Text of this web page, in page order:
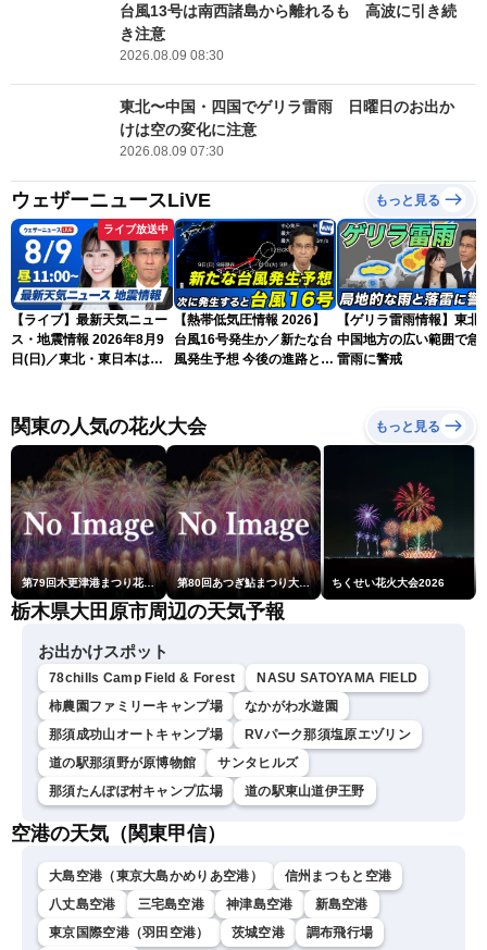
台風13号は南西諸島から離れるも 高波に引き続
き注意
2026.08.09 08:30
東北〜中国・四国でゲリラ雷雨 日曜日のお出か
けは空の変化に注意
2026.08.09 07:30
ウェザーニュースLiVE もっと見る
ライブ放送中
【ライブ】最新天気ニュー
ス・地震情報 2026年8月9
日(日)／東北・東日本は急
ム・青原桃香／山口剛央〉
【熱帯低気圧情報 2026】
台風16号発生か／新たな台
風発生予想 今後の進路と日
【ゲリラ雷雨情報】東北
中国地方の広い範囲で急
雷雨に警戒
関東の人気の花火大会 もっと見る
第79回木更津港まつり花火大会 第80回あつぎ鮎まつり大花火大会 ちくせい花火大会2026
栃木県大田原市周辺の天気予報
お出かけスポット
78chills Camp Field & Forest
NASU SATOYAMA FIELD
柿農園ファミリーキャンプ場
なかがわ水遊園
那須成功山オートキャンプ場
RVパーク那須塩原エヅリン
道の駅那須野が原博物館
サンタヒルズ
那須たんぽぽ村キャンプ広場
道の駅東山道伊王野
空港の天気（関東甲信）
大島空港（東京大島かめりあ空港）
信州まつもと空港
八丈島空港
三宅島空港 神津島空港
新島空港
東京国際空港（羽田空港）
茨城空港 調布飛行場